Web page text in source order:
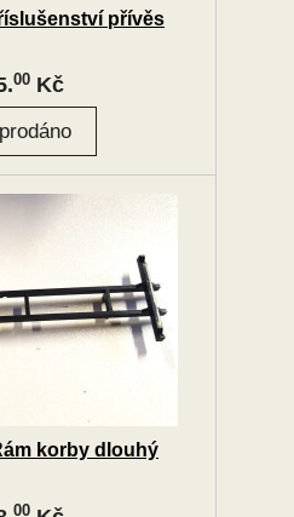
přívěs
00Kč
korby dlouhý
00